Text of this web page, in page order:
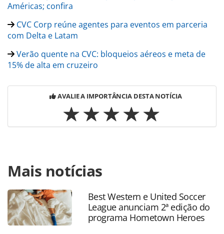
Américas; confira
CVC Corp reúne agentes para eventos em parceria
com Delta e Latam
Verão quente na CVC: bloqueios aéreos e meta de
15% de alta em cruzeiro
AVALIE A IMPORTÂNCIA DESTA NOTÍCIA
https://www.panrotas.com.br/mercado/operadoras/2023/
lanca-novos-canais-digitais-e-conteudo-para-agentes-
multimarcas_198133.html ou as ferramentas oferecidas na
página. Todo o conteúdo produzido pela PANROTAS
Editora é protegido pela legislação brasileira sobre direito
autoral. Não reproduza o conteúdo sem autorização da
Mais notícias
Best Western e United Soccer
League anunciam 2ª edição do
programa Hometown Heroes